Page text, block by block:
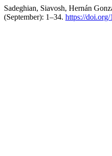
Sadeghian, Siavosh, Hernán
(September): 1–34. https://